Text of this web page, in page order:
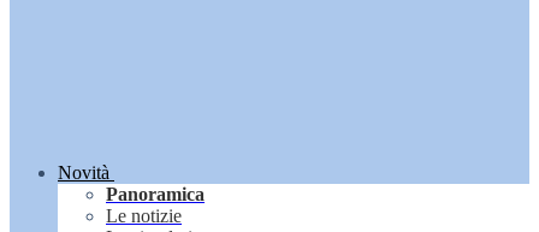
Novità
Panoramica
Le notizie